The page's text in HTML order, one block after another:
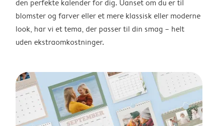
den perfekte kalender for dig. Uanset om du er til
blomster og farver eller et mere klassisk eller moderne
look, har vi et tema, der passer til din smag – helt
uden ekstraomkostninger.